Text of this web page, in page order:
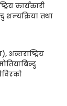
कार्यकारी
शल्यक्रिया तथा
अन्तराष्ट्रिय